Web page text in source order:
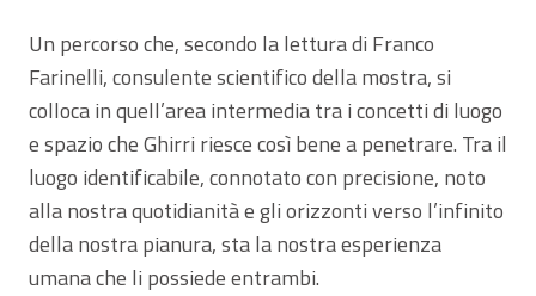
Un percorso che, secondo la lettura di Franco
Farinelli, consulente scientifico della mostra, si
colloca in quell’area intermedia tra i concetti di luogo
e spazio che Ghirri riesce così bene a penetrare. Tra il
luogo identificabile, connotato con precisione, noto
alla nostra quotidianità e gli orizzonti verso l’infinito
della nostra pianura, sta la nostra esperienza
umana che li possiede entrambi.